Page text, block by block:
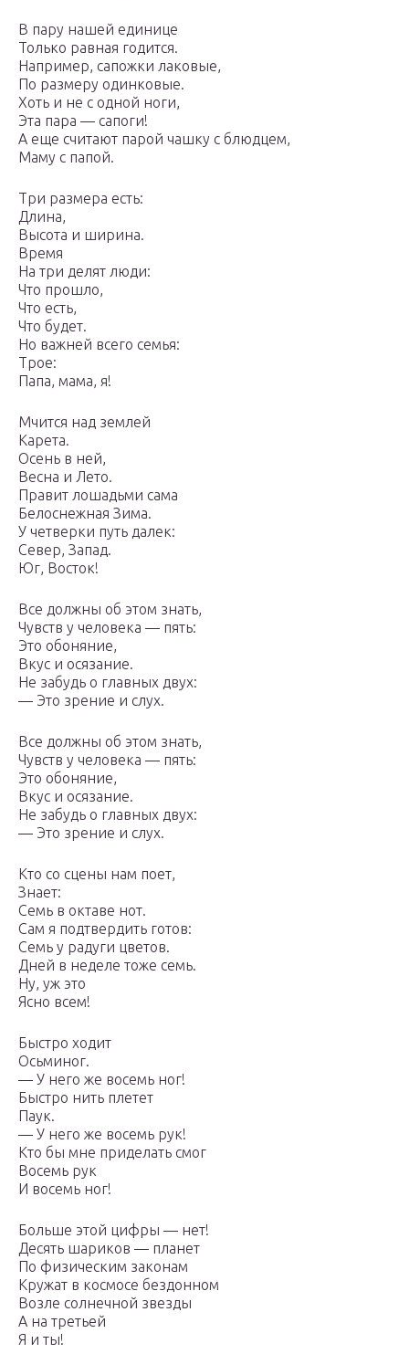
В пару нашей единице
Только равная годится.
Например, сапожки лаковые,
По размеру одинковые.
Хоть и не с одной ноги,
Эта пара — сапоги!
А еще считают парой чашку с блюдцем,
Маму с папой.
Три размера есть:
Длина,
Высота и ширина.
Время
На три делят люди:
Что прошло,
Что есть,
Что будет.
Но важней всего семья:
Трое:
Папа, мама, я!
Мчится над землей
Карета.
Осень в ней,
Весна и Лето.
Правит лошадьми сама
Белоснежная Зима.
У четверки путь далек:
Север, Запад.
Юг, Восток!
Все должны об этом знать,
Чувств у человека — пять:
Это обоняние,
Вкус и осязание.
Не забудь о главных двух:
— Это зрение и слух.
Все должны об этом знать,
Чувств у человека — пять:
Это обоняние,
Вкус и осязание.
Не забудь о главных двух:
— Это зрение и слух.
Кто со сцены нам поет,
Знает:
Семь в октаве нот.
Сам я подтвердить готов:
Семь у радуги цветов.
Дней в неделе тоже семь.
Ну, уж это
Ясно всем!
Быстро ходит
Осьминог.
— У него же восемь ног!
Быстро нить плетет
Паук.
— У него же восемь рук!
Кто бы мне приделать смог
Восемь рук
И восемь ног!
Больше этой цифры — нет!
Десять шариков — планет
По физическим законам
Кружат в космосе бездонном
Возле солнечной звезды
А на третьей
Я и ты!